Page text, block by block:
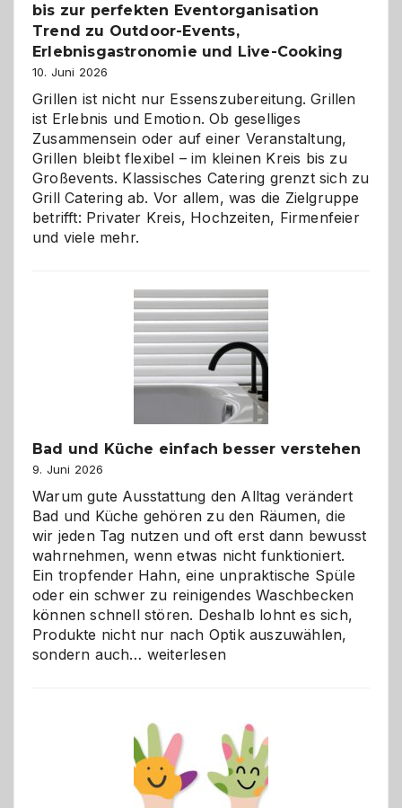
bis zur perfekten Eventorganisation
Trend zu Outdoor-Events,
Erlebnisgastronomie und Live-Cooking
10. Juni 2026
Grillen ist nicht nur Essenszubereitung. Grillen
ist Erlebnis und Emotion. Ob geselliges
Zusammensein oder auf einer Veranstaltung,
Grillen bleibt flexibel – im kleinen Kreis bis zu
Großevents. Klassisches Catering grenzt sich zu
Grill Catering ab. Vor allem, was die Zielgruppe
betrifft: Privater Kreis, Hochzeiten, Firmenfeier
und viele mehr.
Bad und Küche einfach besser verstehen
9. Juni 2026
Warum gute Ausstattung den Alltag verändert
Bad und Küche gehören zu den Räumen, die
wir jeden Tag nutzen und oft erst dann bewusst
wahrnehmen, wenn etwas nicht funktioniert.
Ein tropfender Hahn, eine unpraktische Spüle
oder ein schwer zu reinigendes Waschbecken
können schnell stören. Deshalb lohnt es sich,
Produkte nicht nur nach Optik auszuwählen,
sondern auch… Bad
besser
verstehen
weiterlesen